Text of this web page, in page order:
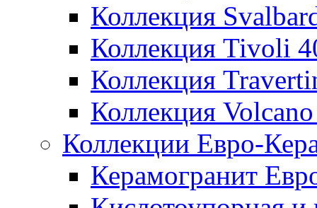
Коллекция
Коллекция Tivoli
Коллекция
Коллекция
Коллекции Евро-
Керамогранит